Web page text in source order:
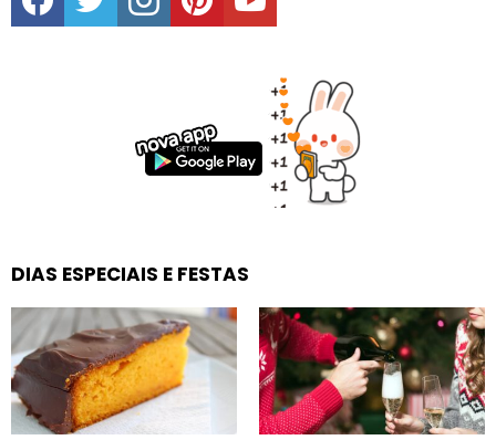
DIAS ESPECIAIS E FESTAS